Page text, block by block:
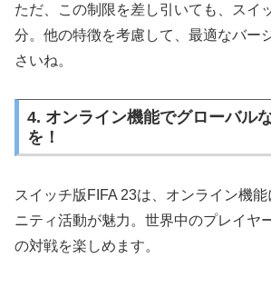
ただ、この制限を差し引いても、スイ
分。他の特徴を考慮して、最適なバー
さいね。
4. オンライン機能でグローバル
を！
スイッチ版FIFA 23は、オンライン機能
ニティ活動が魅力。世界中のプレイヤ
の対戦を楽しめます。